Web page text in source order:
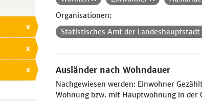
x
x
x
Organisationen:
Statistisches Amt der
Ausländer nach Wohndauer
Nachgewiesen werden: Einwohner
Wohnung bzw. mit Hauptwohnung in der